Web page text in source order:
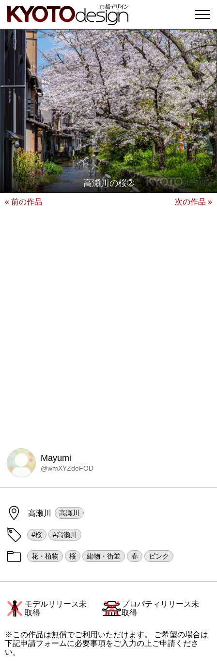
高瀬川の桜➁
« 前の作品 次の作品 »
Mayumi
@wmXYZdeFOD
高瀬川 高瀬川
#桜 #高瀬川
花・植物 桜 建物・街並 春 ピンク
モデルリリース未
取得
プロパティリリース未
取得
※この作品は無償でご利用いただけます。 ご希望の場合は
下記申請フォームに必要事項をご入力の上ご申請くださ
い。